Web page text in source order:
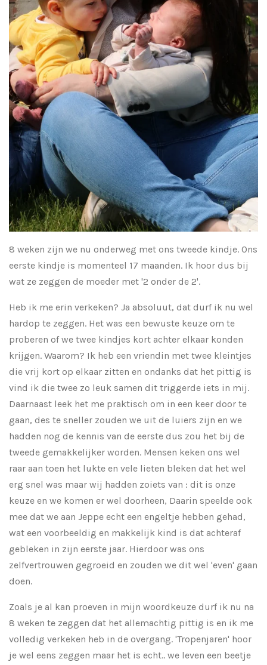
8 weken zijn we nu onderweg met ons tweede kindje. Ons
eerste kindje is momenteel 17 maanden. Ik hoor dus bij
wat ze zeggen de moeder met '2 onder de 2'.
Heb ik me erin verkeken? Ja absoluut, dat durf ik nu wel
hardop te zeggen. Het was een bewuste keuze om te
proberen of we twee kindjes kort achter elkaar konden
krijgen. Waarom? Ik heb een vriendin met twee kleintjes
die vrij kort op elkaar zitten en ondanks dat het pittig is
vind ik die twee zo leuk samen dit triggerde iets in mij.
Daarnaast leek het me praktisch om in een keer door te
gaan, des te sneller zouden we uit de luiers zijn en we
hadden nog de kennis van de eerste dus zou het bij de
tweede gemakkelijker worden. Mensen keken ons wel
raar aan toen het lukte en vele lieten bleken dat het wel
erg snel was maar wij hadden zoiets van : dit is onze
keuze en we komen er wel doorheen, Daarin speelde ook
mee dat we aan Jeppe echt een engeltje hebben gehad,
wat een voorbeeldig en makkelijk kind is dat achteraf
gebleken in zijn eerste jaar. Hierdoor was ons
zelfvertrouwen gegroeid en zouden we dit wel 'even' gaan
doen.
Zoals je al kan proeven in mijn woordkeuze durf ik nu na
8 weken te zeggen dat het allemachtig pittig is en ik me
volledig verkeken heb in de overgang. 'Tropenjaren' hoor
je wel eens zeggen maar het is echt.. we leven een beetje